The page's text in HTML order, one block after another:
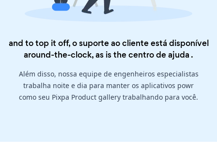
and to top it off, o suporte ao cliente está disponível
around-the-clock, as is thecentro de ajuda .
Além disso, nossa equipe de engenheiros especialistas
trabalha noite e dia para manter os aplicativos powr
como seu Pixpa Product gallery trabalhando para você.